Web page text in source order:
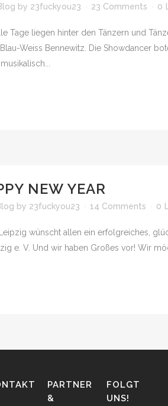
by 23fuckyou23 23 Comments 0
Tage liegen hinter den Tänzern und
Weiss Bennewitz. Die Showdancer
NEW YEAR
by 23fuckyou23 14 Comments 0
wünscht allen ein erfolgreiches,
e. V. Und wir haben Großes vor! Wir
PARTNER
&
FOLGT
UNS!